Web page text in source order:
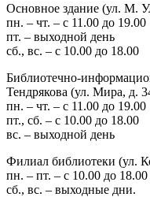
Основное здание (ул. М.
пн. – чт. – с 11.00 до 19.00
пт. – выходной день
сб., вс. – с 10.00 до 18.00
Библиотечно-
Тендрякова (ул. Мира, д.
пн. – чт. – с 11.00 до 19.00
пт., сб. – с 10.00 до 18.00
вс. – выходной день
Филиал библиотеки (ул.
пн. – пт. – с 10.00 до 18.00
сб., вс. – выходные дни.